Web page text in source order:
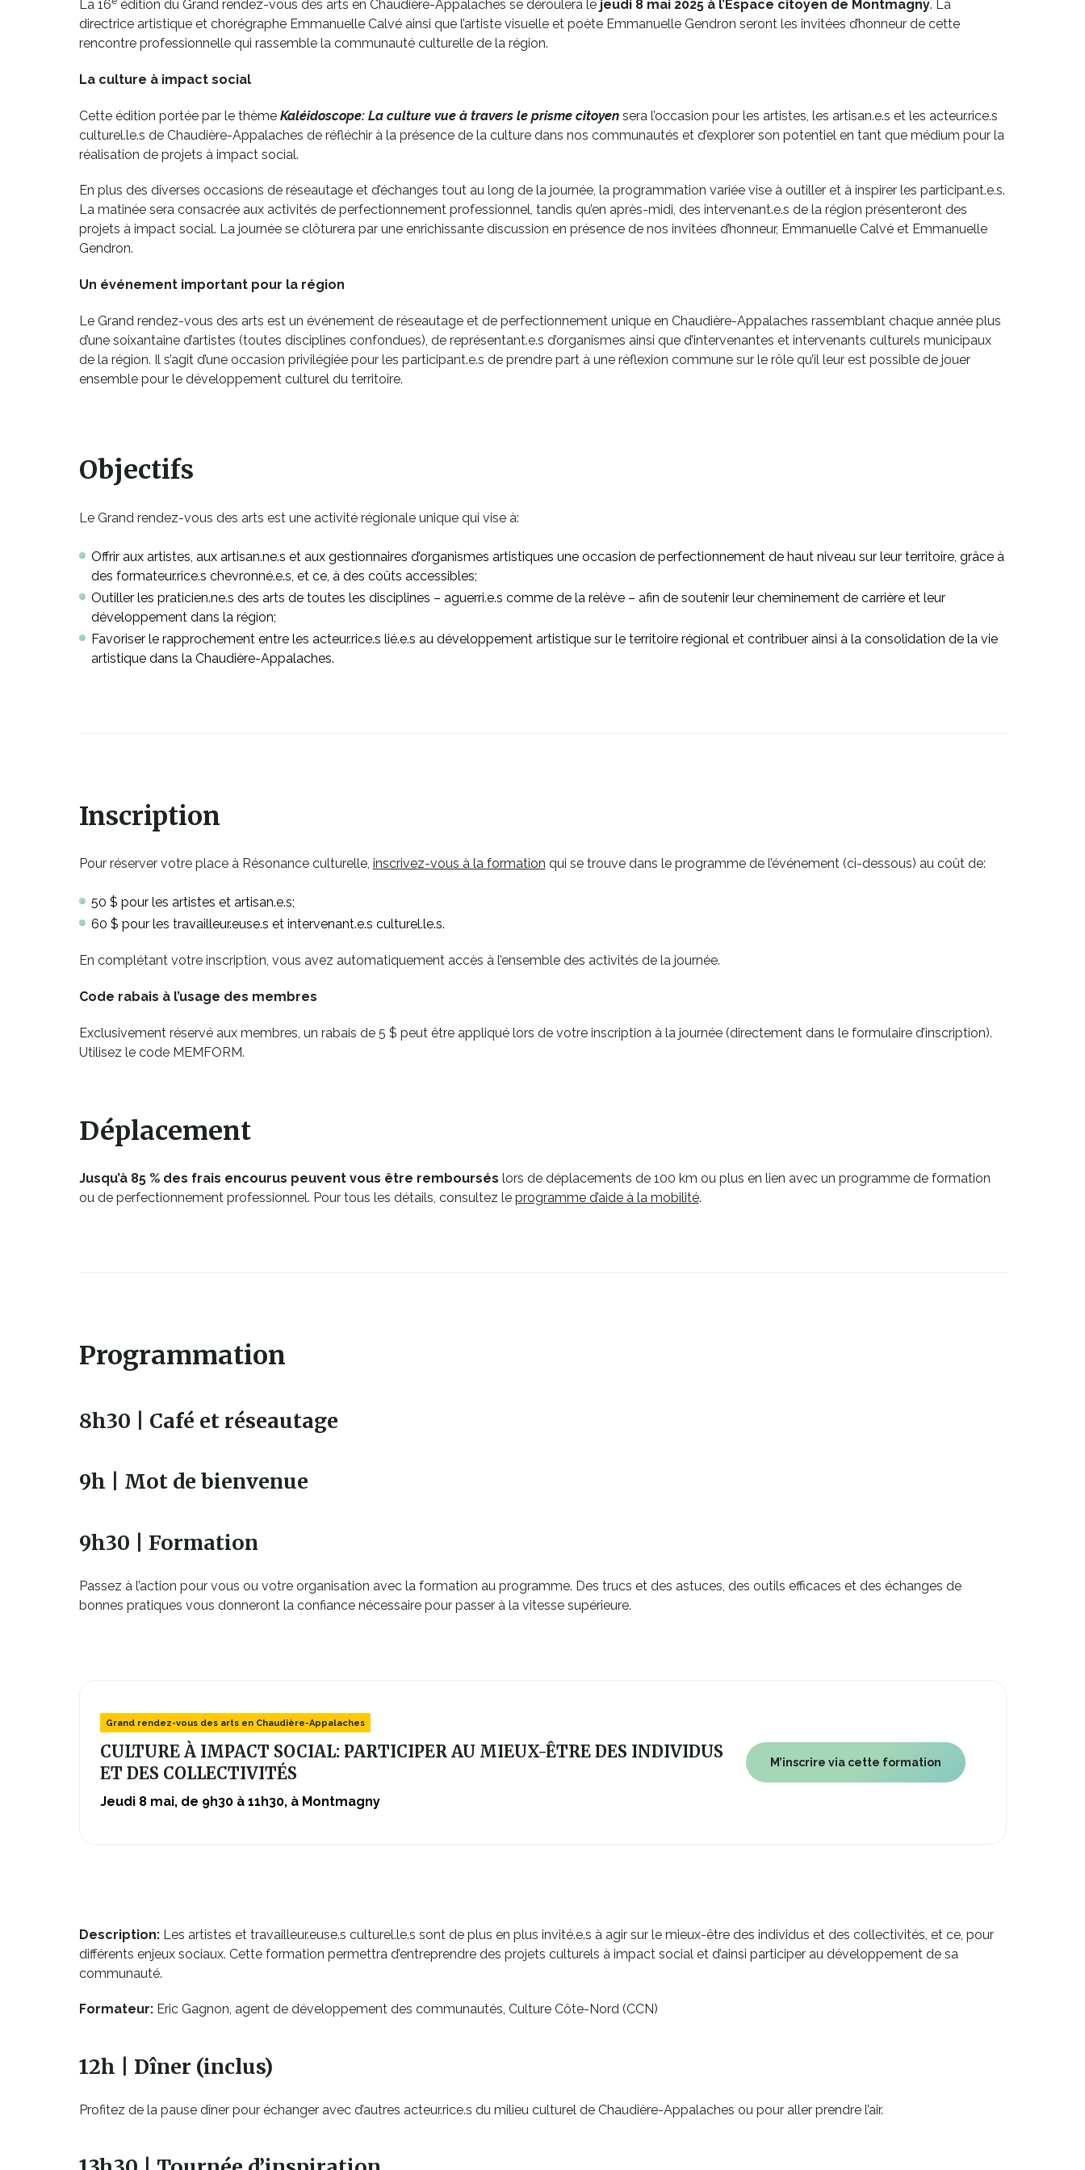
dans
une
fenêtre
La 16 édition du Grand rendez-vous des arts en Chaudière-Appalaches se déroulera le jeudi 8 mai 2025 à l’Espace citoyen de Montmagny. La
directrice artistique et chorégraphe Emmanuelle Calvé ainsi que l’artiste visuelle et poète Emmanuelle Gendron seront les invitées d’honneur de cette
rencontre professionnelle qui rassemble la communauté culturelle de la région.
La culture à impact social
Cette édition portée par le thème Kaléidoscope: La culture vue à travers le prisme citoyensera l’occasion pour les artistes, les artisan.e.s et les acteur.rice.s
culturel.le.s de Chaudière-Appalaches de réfléchir à la présence de la culture dans nos communautés et d’explorer son potentiel en tant que médium pour la
réalisation de projets à impact social.
En plus des diverses occasions de réseautage et d’échanges tout au long de la journée, la programmation variée vise à outiller et à inspirer les participant.e.s.
La matinée sera consacrée aux activités de perfectionnement professionnel, tandis qu’en après-midi, des intervenant.e.s de la région présenteront des
projets à impact social. La journée se clôturera par une enrichissante discussion en présence de nos invitées d’honneur, Emmanuelle Calvé et Emmanuelle
Gendron.
Un événement important pour la région
Le Grand rendez-vous des arts est un événement de réseautage et de perfectionnement unique en Chaudière-Appalaches rassemblant chaque année plus
d’une soixantaine d’artistes (toutes disciplines confondues), de représentant.e.s d’organismes ainsi que d’intervenantes et intervenants culturels municipaux
de la région. Il s’agit d’une occasion privilégiée pour les participant.e.s de prendre part à une réflexion commune sur le rôle qu’il leur est possible de jouer
ensemble pour le développement culturel du territoire.
s'ouvrira
dans
nouvelle
Objectifs
Le Grand rendez-vous des arts est une activité régionale unique qui vise à:
Offrir aux artistes, aux artisan.ne.s et aux gestionnaires d’organismes artistiques une occasion de perfectionnement de haut niveau sur leur territoire, grâce à
des formateur.rice.s chevronné.e.s, et ce, à des coûts accessibles;
Outiller les praticien.ne.s des arts de toutes les disciplines – aguerri.e.s comme de la relève – afin de soutenir leur cheminement de carrière et leur
développement dans la région;
Favoriser le rapprochement entre les acteur.rice.s lié.e.s au développement artistique sur le territoire régional et contribuer ainsi à la consolidation de la vie
artistique dans la Chaudière-Appalaches.
s'ouvrira
dans
nouvelle
Inscription
Pour réserver votre place à Résonance culturelle, inscrivez-vous à la formation qui se trouve dans le programme de l’événement (ci-dessous) au coût de:
50 $ pour les artistes et artisan.e.s;
60 $ pour les travailleur.euse.s et intervenant.e.s culturel.le.s.
En complétant votre inscription, vous avez automatiquement accès à l’ensemble des activités de la journée.
Code rabais à l’usage des membres
Exclusivement réservé aux membres, un rabais de 5 $ peut être appliqué lors de votre inscription à la journée (directement dans le formulaire d’inscription).
Utilisez le code MEMFORM.
Déplacement
Jusqu’à 85 % des frais encourus peuvent vous être remboursés lors de déplacements de 100 km ou plus en lien avec un programme de formation
ou de perfectionnement professionnel. Pour tous les détails, consultez le programme d’aide à la mobilité.
s'ouvrira
dans
fenêtre
Programmation
8h30 | Café et réseautage
9h | Mot de bienvenue
9h30 | Formation
Passez à l’action pour vous ou votre organisation avec la formation au programme. Des trucs et des astuces, des outils efficaces et des échanges de
bonnes pratiques vous donneront la confiance nécessaire pour passer à la vitesse supérieure.
Grand rendez-vous des arts en Chaudière-Appalaches
CULTURE À IMPACT SOCIAL: PARTICIPER AU MIEUX-ÊTRE DES INDIVIDUS
ET DES COLLECTIVITÉS
Jeudi 8 mai, de 9h30 à 11h30, à Montmagny
M’inscrire via cette formation
Description:Les artistes et travailleur.euse.s culturel.le.s sont de plus en plus invité.e.s à agir sur le mieux-être des individus et des collectivités, et ce, pour
différents enjeux sociaux. Cette formation permettra d’entreprendre des projets culturels à impact social et d’ainsi participer au développement de sa
communauté.
Formateur:Eric Gagnon, agent de développement des communautés, Culture Côte-Nord (CCN)
12h | Dîner (inclus)
Profitez de la pause dîner pour échanger avec d’autres acteur.rice.s du milieu culturel de Chaudière-Appalaches ou pour aller prendre l’air.